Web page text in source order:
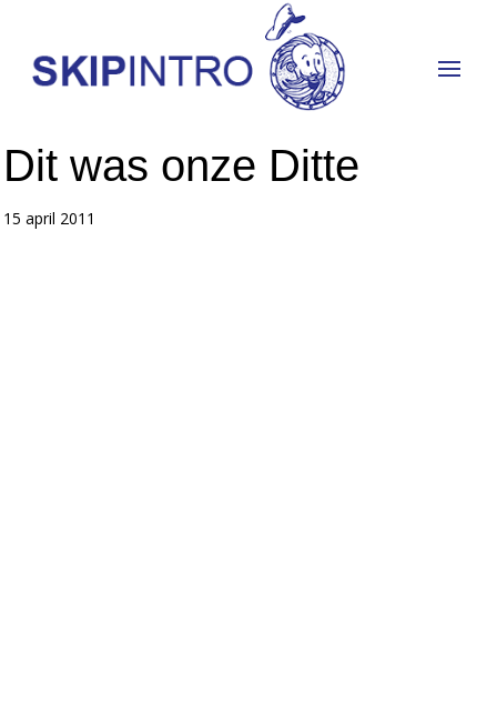
Dit was onze Ditte
15 april 2011